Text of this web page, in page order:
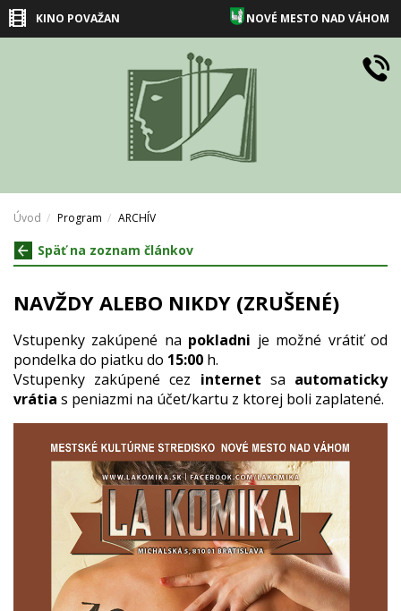
KINO POVAŽAN NOVÉ MESTO NAD VÁHOM
Úvod Program ARCHÍV
Späť na zoznam článkov
NAVŽDY ALEBO NIKDY (ZRUŠENÉ)
Vstupenky zakúpené na pokladni je možné vrátiť od
pondelka do piatku do 15:00 h.
Vstupenky zakúpené cez internet sa automaticky
vrátia s peniazmi na účet/kartu z ktorej boli zaplatené.